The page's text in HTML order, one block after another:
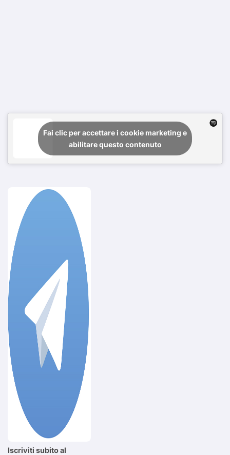
Fai clic per accettare i cookie marketing e
abilitare questo contenuto
Iscriviti subito al